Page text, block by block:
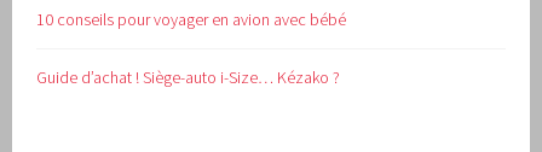
10 conseils pour voyager en avion avec bébé
Guide d’achat !Siège-auto i-Size… Kézako ?